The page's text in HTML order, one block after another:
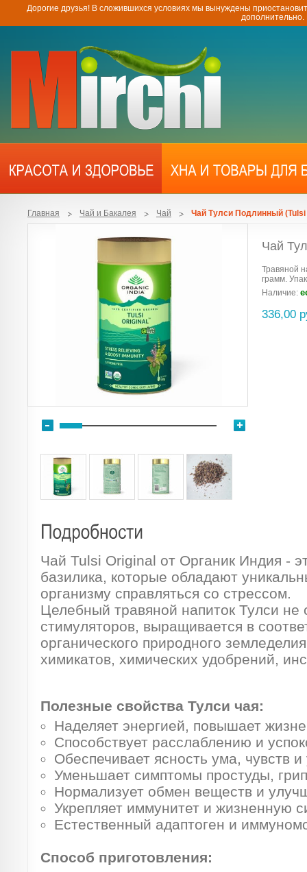
Дорогие друзья! В сложившихся условиях мы вынуждены
Главная Чай и Бакалея Чай Чай Тулси Подлинный (Tulsi
Чай
Травяной
грамм.
Наличие:
336,00
Чай Tulsi Original от Органик Индия -
базилика, которые обладают
организму справляться со стрессом.
Целебный травяной напиток Тулси
стимуляторов, выращивается в
органического природного
химикатов, химических удобрений,
Полезные свойства Тулси чая:
Наделяет энергией, повышает
Способствует расслаблению и
Обеспечивает ясность ума, чувств
Уменьшает симптомы простуды,
Нормализует обмен веществ и
Укрепляет иммунитет и жизненную
Естественный адаптоген и
Способ приготовления: